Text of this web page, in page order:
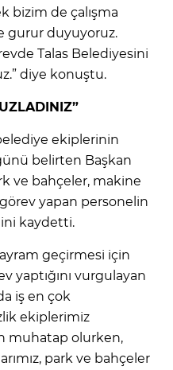
bizim de çalışma
gurur duyuyoruz.
Talas Belediyesini
diye konuştu.
ekiplerinin
belirten Başkan
ve bahçeler, makine
yapan personelin
kaydetti.
geçirmesi için
yaptığını vurgulayan
iş en çok
ekiplerimiz
muhatap olurken,
park ve bahçeler